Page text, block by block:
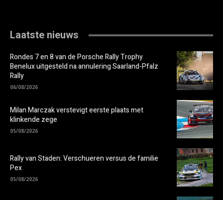
Laatste nieuws
Rondes 7 en 8 van de Porsche Rally Trophy
Benelux uitgesteld na annulering Saarland-Pfalz
Rally
06/08/2026
Milan Marczak verstevigt eerste plaats met
klinkende zege
05/08/2026
Rally van Staden: Verschueren versus de familie
Pex
05/08/2026